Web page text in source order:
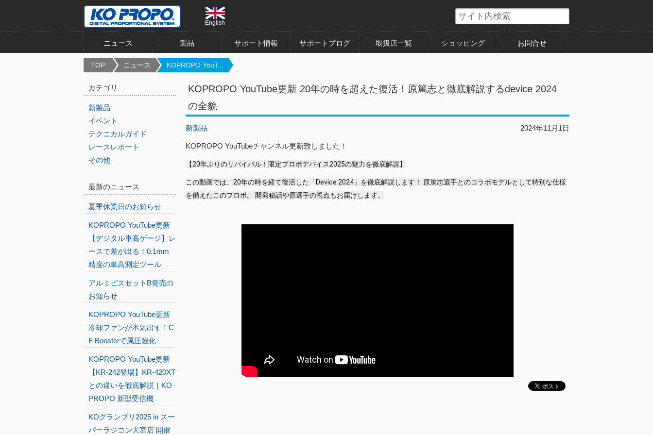
English
ニュース 製品 サポート情報 サポートブログ 取扱店一覧 ショッピング お問合せ
TOP ニュース KOPROPO YouT...
KOPROPO YouTube更新 20年の時を超えた復活！原篤志と徹底解説するdevice 2024
の全貌
2024年11月1日
新製品
KOPROPO YouTubeチャンネル更新致しました！
【20年ぶりのリバイバル！限定プロポデバイス2025の魅力を徹底解説】
この動画では、20年の時を経て復活した「Device 2024」を徹底解説します！ 原篤志選手とのコラボモデルとして特別な仕様
を備えたこのプロポ。 開発秘話や原選手の視点もお届けします。
カテゴリ
新製品
イベント
テクニカルガイド
レースレポート
その他
最新のニュース
夏季休業日のお知らせ
KOPROPO YouTube更新
【デジタル車高ゲージ】レ
ースで差が出る！0.1mm
精度の車高測定ツール
アルミビスセットB発売の
お知らせ
KOPROPO YouTube更新
冷却ファンが本気出す！C
F Boosterで風圧強化
KOPROPO YouTube更新
【KR-242登場】KR-420XT
との違いを徹底解説｜KO
PROPO 新型受信機
KOグランプリ2025 in スー
パーラジコン大宮店 開催